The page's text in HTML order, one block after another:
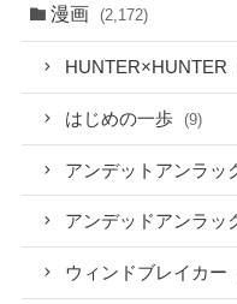
漫画 (2,172)
HUNTER×HUNTER
はじめの一歩 (9)
アンデットアンラッ
アンデッドアンラッ
ウィンドブレイカー